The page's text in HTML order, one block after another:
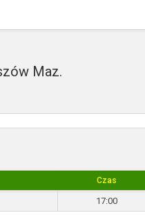
Maz.
Czas
17:00